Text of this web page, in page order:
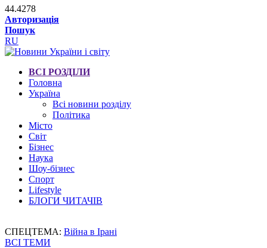
44.4278
Авторизація
Пошук
RU
ВСІ РОЗДІЛИ
Головна
Україна
Всі новини розділу
Політика
Місто
Світ
Бізнес
Наука
Шоу-бізнес
Спорт
Lifestyle
БЛОГИ ЧИТАЧІВ
СПЕЦТЕМА: Війна в Ірані
ВСІ ТЕМИ